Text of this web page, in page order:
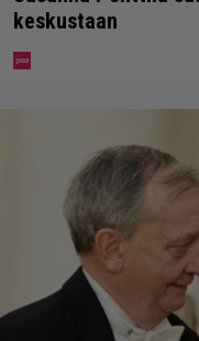
keskustaan